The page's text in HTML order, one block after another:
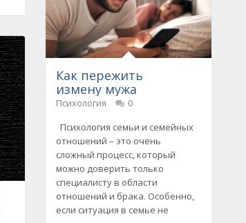
Как пережить
измену мужа
Психология
0
Психология семьи и семейных
отношений – это очень
сложный процесс, который
можно доверить только
специалисту в области
отношений и брака. Особенно,
если ситуация в семье не